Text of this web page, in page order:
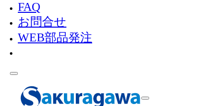
FAQ
お問合せ
WEB部品発注
Home /
品
検